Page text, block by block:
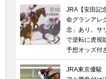
JRA【安田記
命グランアレ
念」あり。サ
で逆転に虎視
予想オッズ付
JRA東京優駿